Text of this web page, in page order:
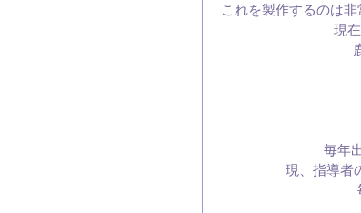
これを製作するのは
現
鹿
毎年
現、指導者